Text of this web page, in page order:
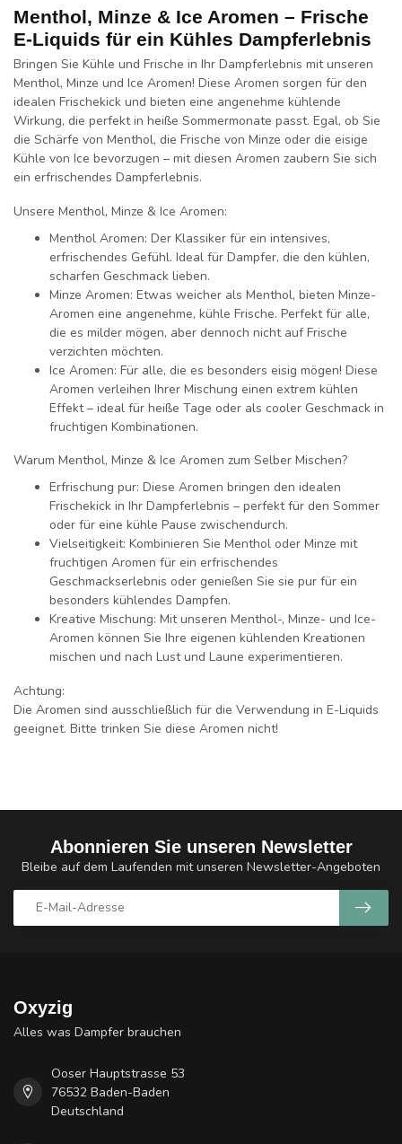
Menthol, Minze & Ice Aromen – Frische
E-Liquids für ein Kühles Dampferlebnis
Bringen Sie Kühle und Frische in Ihr Dampferlebnis mit unseren
Menthol, Minze und Ice Aromen! Diese Aromen sorgen für den
idealen Frischekick und bieten eine angenehme kühlende
Wirkung, die perfekt in heiße Sommermonate passt. Egal, ob Sie
die Schärfe von Menthol, die Frische von Minze oder die eisige
Kühle von Ice bevorzugen – mit diesen Aromen zaubern Sie sich
ein erfrischendes Dampferlebnis.
Unsere Menthol, Minze & Ice Aromen:
Menthol Aromen: Der Klassiker für ein intensives,
erfrischendes Gefühl. Ideal für Dampfer, die den kühlen,
scharfen Geschmack lieben.
Minze Aromen: Etwas weicher als Menthol, bieten Minze-
Aromen eine angenehme, kühle Frische. Perfekt für alle,
die es milder mögen, aber dennoch nicht auf Frische
verzichten möchten.
Ice Aromen: Für alle, die es besonders eisig mögen! Diese
Aromen verleihen Ihrer Mischung einen extrem kühlen
Effekt – ideal für heiße Tage oder als cooler Geschmack in
fruchtigen Kombinationen.
Warum Menthol, Minze & Ice Aromen zum Selber Mischen?
Erfrischung pur: Diese Aromen bringen den idealen
Frischekick in Ihr Dampferlebnis – perfekt für den Sommer
oder für eine kühle Pause zwischendurch.
Vielseitigkeit: Kombinieren Sie Menthol oder Minze mit
fruchtigen Aromen für ein erfrischendes
Geschmackserlebnis oder genießen Sie sie pur für ein
besonders kühlendes Dampfen.
Kreative Mischung: Mit unseren Menthol-, Minze- und Ice-
Aromen können Sie Ihre eigenen kühlenden Kreationen
mischen und nach Lust und Laune experimentieren.
Achtung:
Die Aromen sind ausschließlich für die Verwendung in E-Liquids
geeignet. Bitte trinken Sie diese Aromen nicht!
Abonnieren Sie unseren Newsletter
Bleibe auf dem Laufenden mit unseren Newsletter-Angeboten
Oxyzig
Alles was Dampfer brauchen
Ooser Hauptstrasse 53
76532 Baden-Baden
Deutschland